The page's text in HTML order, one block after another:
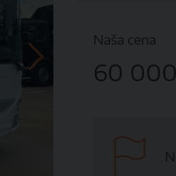
Naša cena
60